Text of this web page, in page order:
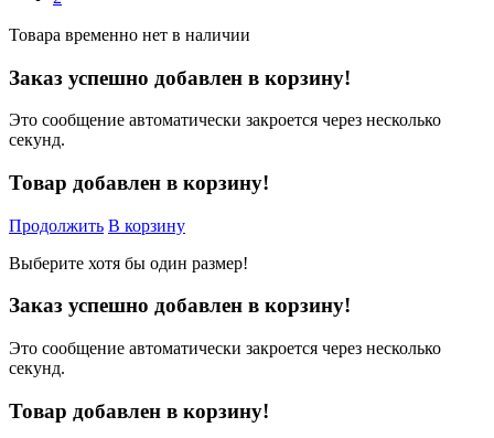
Товара временно нет в наличии
Заказ успешно добавлен в корзину!
Это сообщение автоматически закроется через несколько
секунд.
Товар добавлен в корзину!
Продолжить В корзину
Выберите хотя бы один размер!
Заказ успешно добавлен в корзину!
Это сообщение автоматически закроется через несколько
секунд.
Товар добавлен в корзину!